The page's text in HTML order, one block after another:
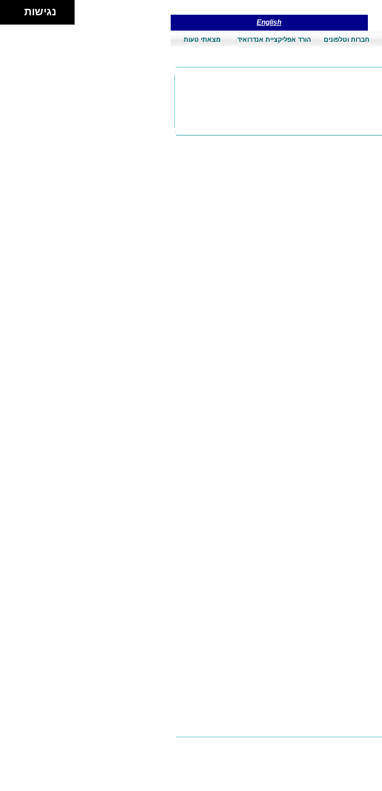
English
חברות וטלפונים הורד אפליקציית אנדרואיד מצאתי טעות
נגישות